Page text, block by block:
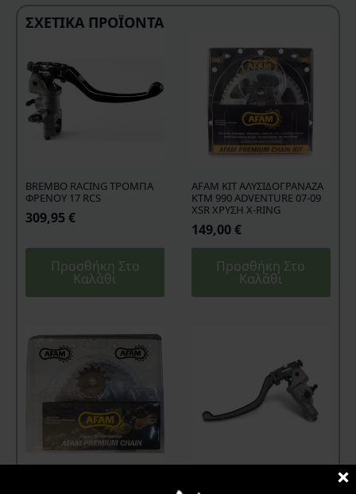
ΣΧΕΤΙΚΆ ΠΡΟΪΌΝΤΑ
BREMBO RACING ΤΡΟΜΠΑ
ΦΡΕΝΟΥ 17 RCS
309,95 €
Προσθήκη Στο
Καλάθι
AFAM KIT ΑΛΥΣΙΔΟΓΡΑΝΑΖΑ
KTM 990 ADVENTURE 07-09
XSR ΧΡΥΣΗ X-RING
149,00€
Προσθήκη Στο
Καλάθι
ΣΥΜΠΛΕΚΤΗ ΑΚΤΙΝΙΚΗ PR 17